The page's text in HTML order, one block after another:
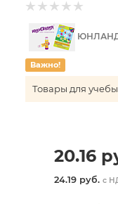
Важно!
Товары для
20.16
24.19 руб. с